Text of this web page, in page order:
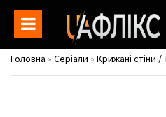
Головна » Серіали » Крижані стіни /